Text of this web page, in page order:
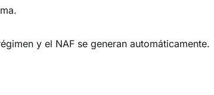
y el NAF se generan automáticamente.